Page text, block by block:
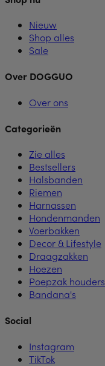
Nieuw
Shop alles
Sale
Over DOGGUO
Over ons
Categorieën
Zie alles
Bestsellers
Halsbanden
Riemen
Harnassen
Hondenmanden
Voerbakken
Decor & Lifestyle
Draagzakken
Hoezen
Poepzak houders
Bandana's
Social
Instagram
TikTok